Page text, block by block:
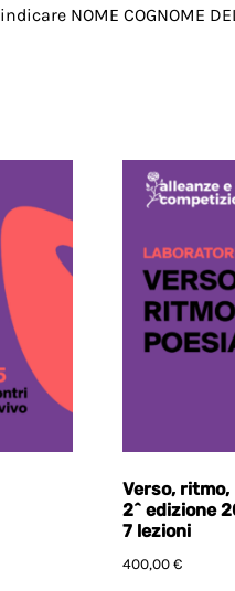
NOME COGNOME
Verso, ritmo,
2^ edizione
7 lezioni
400,00€